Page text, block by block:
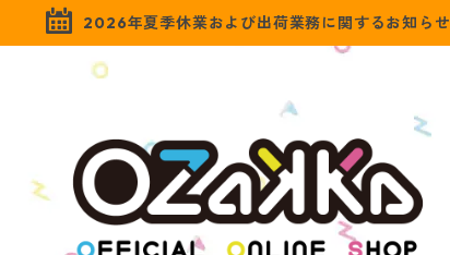
2026年夏季休業および出荷業務に関するお知らせ